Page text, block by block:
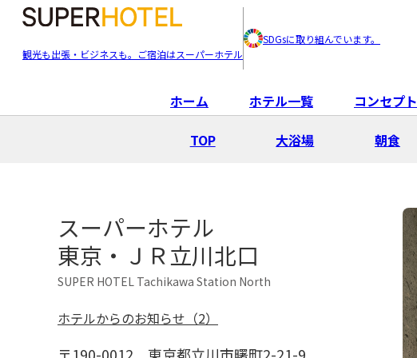
観光も出張・ビジネスも。ご宿泊はスーパーホテル
SDGsに取り組んでいます。
ホーム ホテル一覧 コンセプト
TOP 大浴場 朝⾷
スーパーホテル
東京・ＪＲ立川北口
SUPER HOTEL Tachikawa Station North
ホテルからのお知らせ（2）